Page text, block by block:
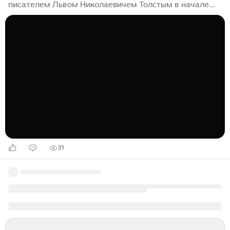
писателем Львом Николаевичем Толстым в начале
XX века. Произведение создавалось в 1903 году,
31